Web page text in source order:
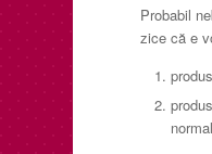
Probabil
zice că e